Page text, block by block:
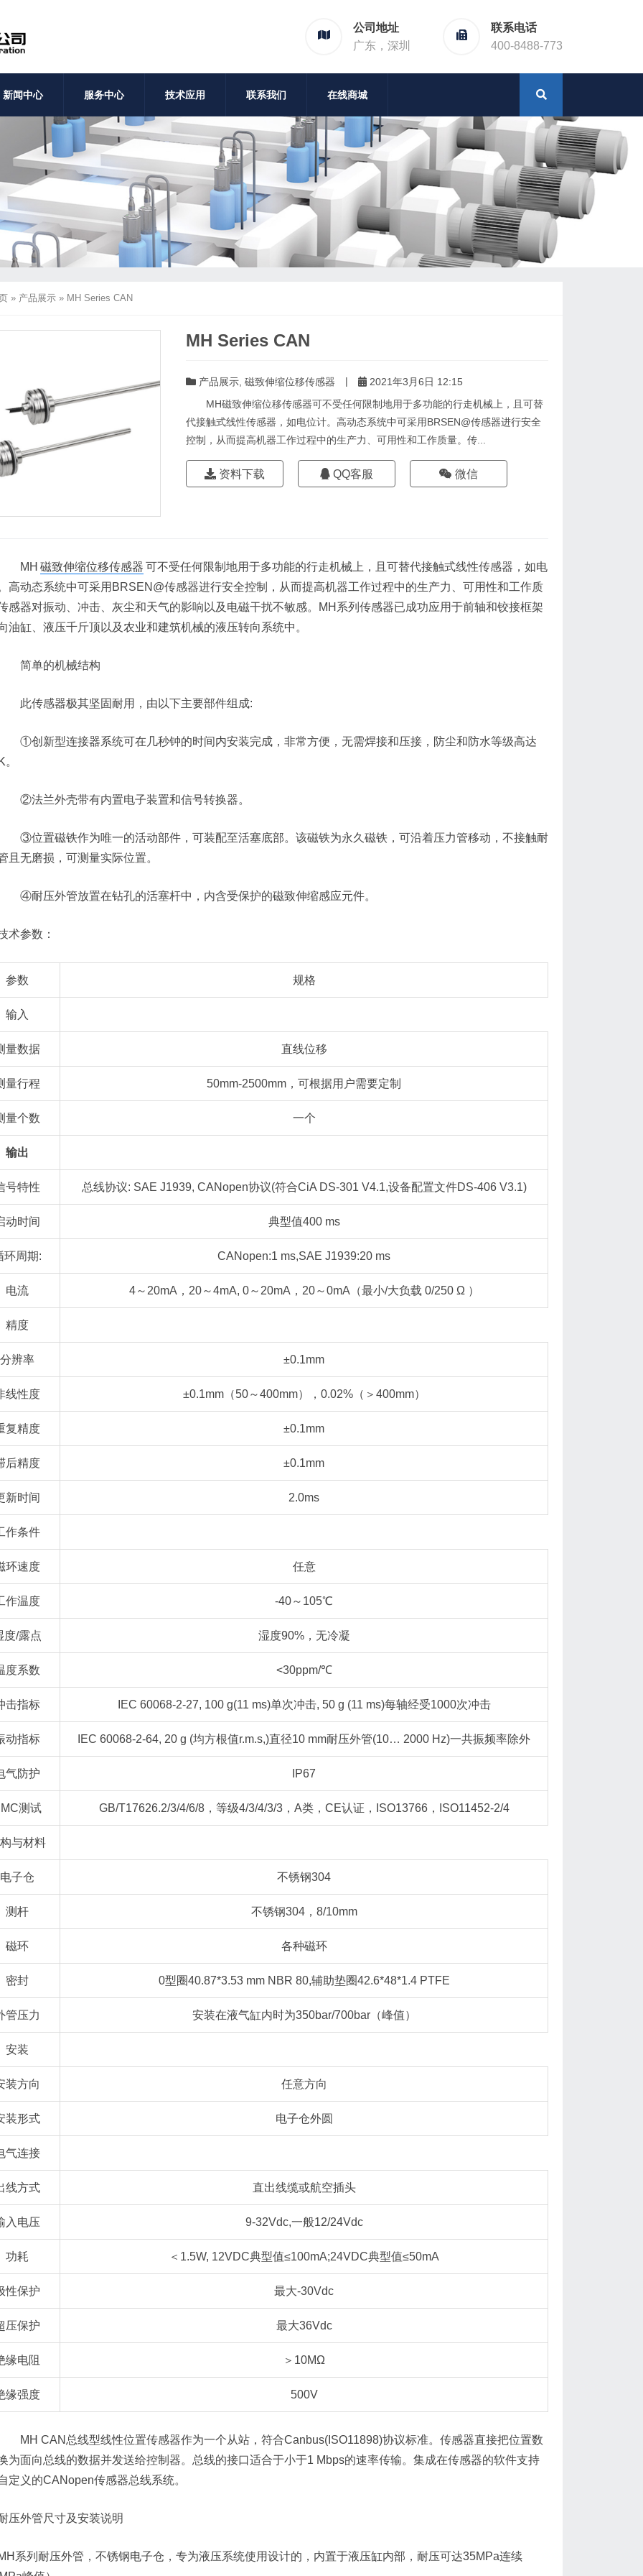
公司地址
广东，深圳
联系电话
400-8488-773
新闻中心 服务中心 技术应用 联系我们 在线商城
» 产品展示 » MH Series CAN
MH Series CAN
产品展示 磁致伸缩位移传感器 |
2021年3月6日 12:15
MH磁致伸缩位移传感器可不受任何限制地用于多功能的行走机械上，且可替
代接触式线性传感器，如电位计。高动态系统中可采用BRSEN@传感器进行安全
控制，从而提高机器工作过程中的生产力、可用性和工作质量。传...
资料下载 QQ客服 微信
磁致伸缩位移传感器 可不受任何限制地用于多功能的行走机械上，且可替代接触式线性传感器，如电
高动态系统中可采用BRSEN@传感器进行安全控制，从而提高机器工作过程中的生产力、可用性和工作质
感器对振动、冲击、灰尘和天气的影响以及电磁干扰不敏感。MH系列传感器已成功应用于前轴和铰接框架
油缸、液压千斤顶以及农业和建筑机械的液压转向系统中。
单的机械结构
传感器极其坚固耐用，由以下主要部件组成:
创新型连接器系统可在几秒钟的时间内安装完成，非常方便，无需焊接和压接，防尘和防水等级高达
法兰外壳带有内置电子装置和信号转换器。
位置磁铁作为唯一的活动部件，可装配至活塞底部。该磁铁为永久磁铁，可沿着压力管移动，不接触耐
且无磨损，可测量实际位置。
耐压外管放置在钻孔的活塞杆中，内含受保护的磁致伸缩感应元件。
术参数：
参数 规格
输入
量数据 直线位移
量行程 50mm-2500mm，可根据用户需要定制
量个数 一个
输出
号特性 总线协议: SAE J1939, CANopen协议(符合CiA DS-301 V4.1,设备配置文件DS-406 V3.1)
动时间 典型值400 ms
环周期: CANopen:1 ms,SAE J1939:20 ms
电流 4～20mA，20～4mA, 0～20mA，20～0mA（最小/大负载 0/250 Ω ）
精度
分辨率 ±0.1mm
线性度 ±0.1mm（50～400mm），0.02%（＞400mm）
复精度 ±0.1mm
后精度 ±0.1mm
新时间 2.0ms
作条件
环速度 任意
作温度 -40～105℃
度/露点 湿度90%，无冷凝
度系数 <30ppm/℃
击指标 IEC 60068-2-27, 100 g(11 ms)单次冲击, 50 g (11 ms)每轴经受1000次冲击
动指标 IEC 60068-2-64, 20 g (均方根值r.m.s,)直径10 mm耐压外管(10… 2000 Hz)一共振频率除外
气防护 IP67
测试 GB/T17626.2/3/4/6/8，等级4/3/4/3/3，A类，CE认证，ISO13766，ISO11452-2/4
与材料
电子仓 不锈钢304
测杆 不锈钢304，8/10mm
磁环 各种磁环
密封 0型圈40.87*3.53 mm NBR 80,辅助垫圈42.6*48*1.4 PTFE
管压力 安装在液气缸内时为350bar/700bar（峰值）
安装
装方向 任意方向
装形式 电子仓外圆
气连接
线方式 直出线缆或航空插头
入电压 9-32Vdc,一般12/24Vdc
功耗 ＜1.5W, 12VDC典型值≤100mA;24VDC典型值≤50mA
性保护 最大-30Vdc
压保护 最大36Vdc
缘电阻 ＞10MΩ
缘强度 500V
CAN总线型线性位置传感器作为一个从站，符合Canbus(ISO11898)协议标准。传感器直接把位置数
为面向总线的数据并发送给控制器。总线的接口适合于小于1 Mbps的速率传输。集成在传感器的软件支持
定义的CANopen传感器总线系统。
压外管尺寸及安装说明
系列耐压外管，不锈钢电子仓，专为液压系统使用设计的，内置于液压缸内部，耐压可达35MPa连续